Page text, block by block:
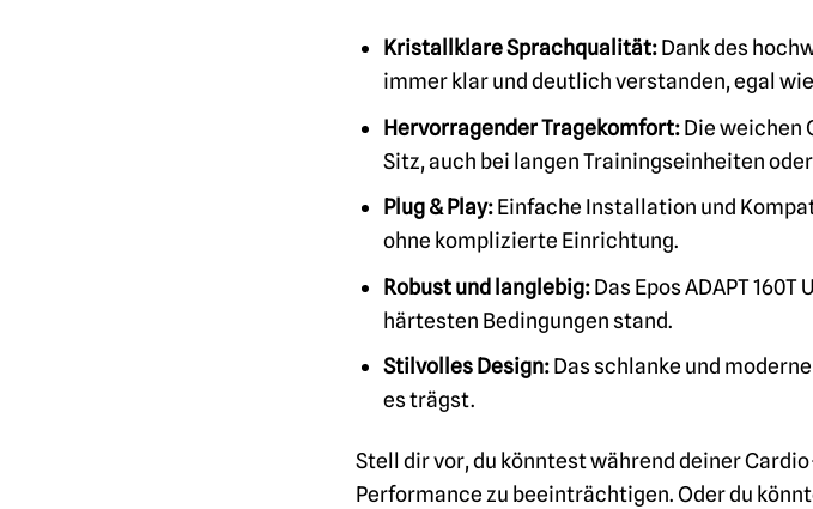
Kristallklare Sprachqualität:Dank des
immer klar und deutlich verstanden, egal
Hervorragender Tragekomfort:Die weichen
Sitz, auch bei langen Trainingseinheiten
Plug & Play:Einfache Installation und
ohne komplizierte Einrichtung.
Robust und langlebig:Das Epos ADAPT
härtesten Bedingungen stand.
Stilvolles Design:Das schlanke und
es trägst.
Stell dir vor, du könntest während deiner
Performance zu beeinträchtigen. Oder du